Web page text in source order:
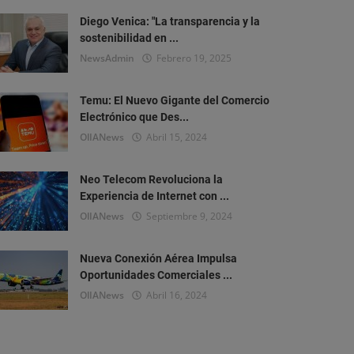
Diego Venica: "La transparencia y la
sostenibilidad en ...
NewsAdmin Febrero 19, 2025
Temu: El Nuevo Gigante del Comercio
Electrónico que Des...
OlIANews Abril 15, 2024
Neo Telecom Revoluciona la
Experiencia de Internet con ...
OlIANews Septiembre 9, 2024
Nueva Conexión Aérea Impulsa
Oportunidades Comerciales ...
OlIANews Abril 16, 2024